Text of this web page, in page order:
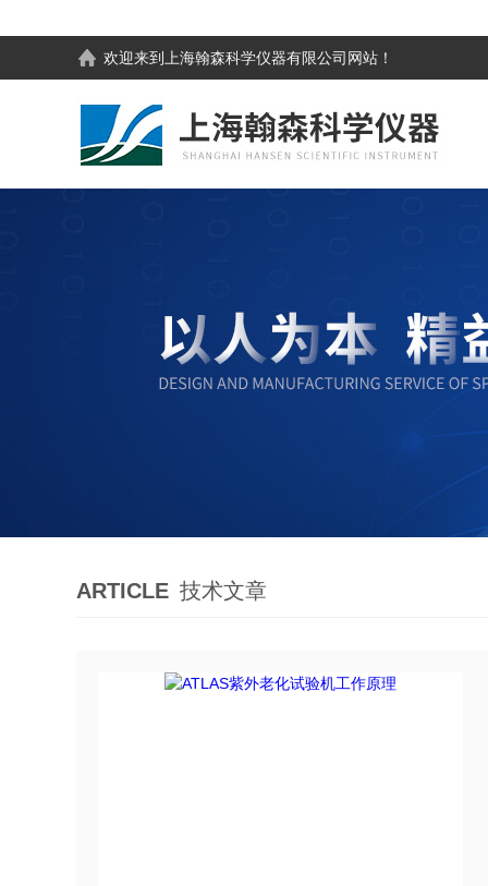
欢迎来到 上海翰森科学仪器有限公司 网站！
ARTICLE 技术文章